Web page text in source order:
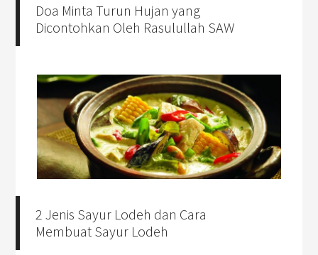
Doa Minta Turun Hujan yang
Dicontohkan Oleh Rasulullah SAW
2 Jenis Sayur Lodeh dan Cara
Membuat Sayur Lodeh